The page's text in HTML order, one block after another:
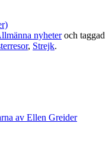
nyheteroch taggad
, Strejk.
av Ellen Greider